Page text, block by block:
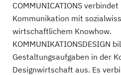
COMMUNICATIONS
Kommunikation mit
wirtschaftlichem Knowhow.
KOMMUNIKATIONSDESIGN
Gestaltungsaufgaben in der
Designwirtschaft aus. Es